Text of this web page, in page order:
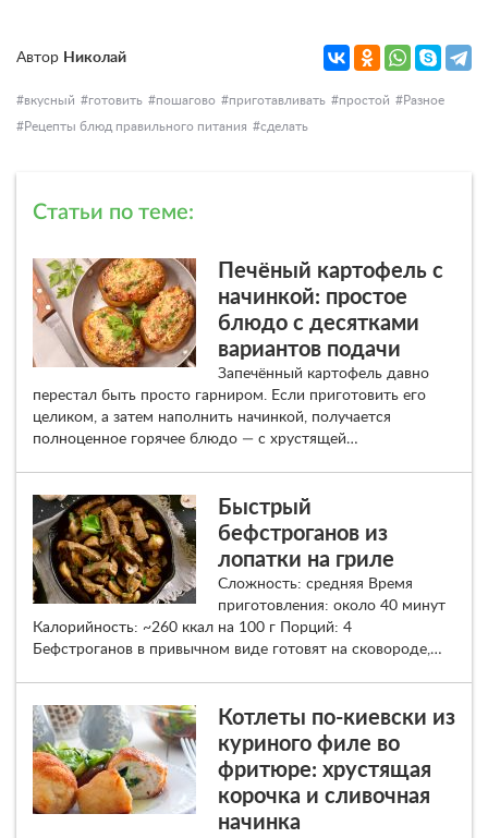
Автор Николай
вкусный готовить пошагово приготавливать простой
Разное
Рецепты блюд правильного питания
сделать
Статьи по теме:
Печёный картофель с
начинкой: простое
блюдо с десятками
вариантов подачи
Запечённый картофель давно
перестал быть просто гарниром. Если приготовить его
целиком, а затем наполнить начинкой, получается
полноценное горячее блюдо — с хрустящей…
Быстрый
бефстроганов из
лопатки на гриле
Сложность: средняя Время
приготовления: около 40 минут
Калорийность: ~260 ккал на 100 г Порций: 4
Бефстроганов в привычном виде готовят на сковороде,…
Котлеты по-киевски из
куриного филе во
фритюре: хрустящая
корочка и сливочная
начинка